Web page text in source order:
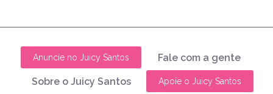
Anuncie no Juicy Santos Fale com a gente
Sobre o Juicy Santos Apoie o Juicy Santos